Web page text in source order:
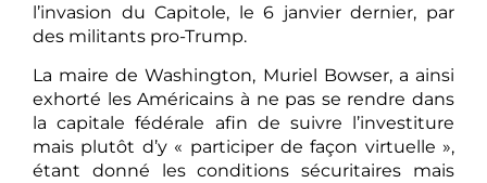
l’invasion du Capitole, le 6 janvier dernier, par
des militants pro-Trump.
La maire de Washington, Muriel Bowser, a ainsi
exhorté les Américains à ne pas se rendre dans
la capitale fédérale afin de suivre l’investiture
mais plutôt d’y « participer de façon virtuelle »,
étant donné les conditions sécuritaires mais